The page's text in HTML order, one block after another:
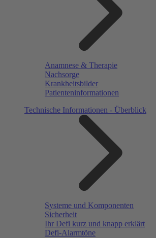
Anamnese & Therapie
Nachsorge
Krankheitsbilder
Patienteninformationen
Technische Informationen - Überblick
Systeme und Komponenten
Sicherheit
Ihr Defi kurz und knapp erklärt
Defi-Alarmtöne